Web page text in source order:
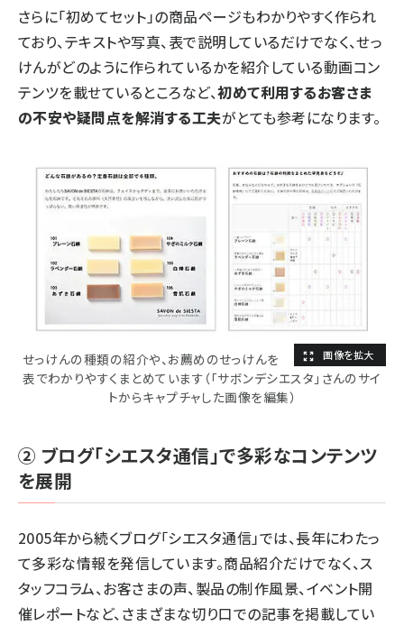
さらに「初めてセット」の商品ページもわかりやすく作られ
ており、テキストや写真、表で説明しているだけでなく、せっ
けんがどのように作られているかを紹介している動画コン
テンツを載せているところなど、初めて利用するお客さま
の不安や疑問点を解消する工夫がとても参考になります。
せっけんの種類の紹介や、お薦めのせっけんを
表でわかりやすくまとめています（「サボンデシエスタ」さんのサイ
トからキャプチャした画像を編集）
② ブログ「シエスタ通信」で多彩なコンテンツ
を展開
2005年から続くブログ「シエスタ通信」では、長年にわたっ
て多彩な情報を発信しています。商品紹介だけでなく、ス
タッフコラム、お客さまの声、製品の制作風景、イベント開
催レポートなど、さまざまな切り口での記事を掲載してい